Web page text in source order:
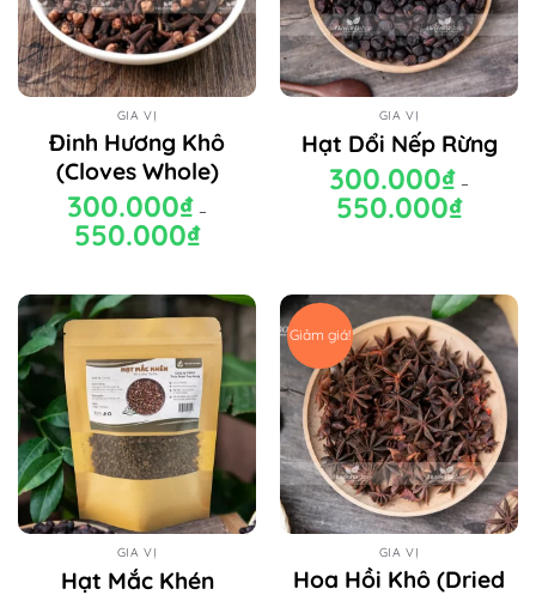
GIA VỊ
Đinh Hương Khô
(Cloves Whole)
300.000₫ –
550.000₫Khoảng
giá:
550.000₫
GIA VỊ
Hạt Dổi Nếp Rừng
300.000₫ –
550.000₫Khoảng
giá:
GIA VỊ
Hạt Mắc Khén
Giảm giá!
GIA VỊ
Hoa Hồi Khô (Dried